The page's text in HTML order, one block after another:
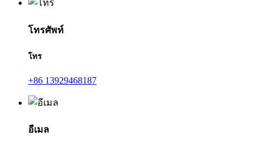
โทรศัพท์
โทร
+86 13929468187
อีเมล